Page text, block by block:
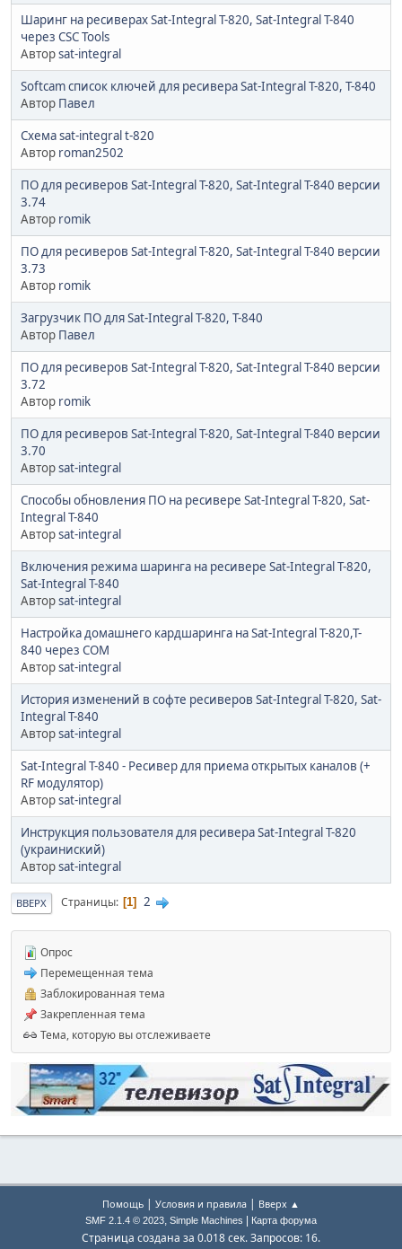
Шаринг на ресиверах Sat-Integral T-820, Sat-Integral T-840
через CSC Tools
Авторsat-integral
Softcam список ключей для ресивера Sat-Integral T-820, T-840
Автор Павел
Схема sat-integral t-820
Автор roman2502
ПО для ресиверов Sat-Integral T-820, Sat-Integral T-840 версии
3.74
Автор romik
ПО для ресиверов Sat-Integral T-820, Sat-Integral T-840 версии
3.73
Автор romik
Загрузчик ПО для Sat-Integral T-820, T-840
Автор Павел
ПО для ресиверов Sat-Integral T-820, Sat-Integral T-840 версии
3.72
Автор romik
ПО для ресиверов Sat-Integral T-820, Sat-Integral T-840 версии
3.70
Авторsat-integral
Способы обновления ПО на ресивере Sat-Integral T-820, Sat-
Integral T-840
Авторsat-integral
Включения режима шаринга на ресивере Sat-Integral T-820,
Sat-Integral T-840
Авторsat-integral
Настройка домашнего кардшаринга на Sat-Integral T-820,T-
840 через COM
Авторsat-integral
История изменений в софте ресиверов Sat-Integral T-820, Sat-
Integral T-840
Авторsat-integral
Sat-Integral T-840 - Ресивер для приема открытых каналов (+
RF модулятор)
Авторsat-integral
Инструкция пользователя для ресивера Sat-Integral T-820
(украиниский)
Авторsat-integral
ВВЕРХ Страницы 1 2
Опрос
Перемещенная тема
Заблокированная тема
Закрепленная тема
Тема, которую вы отслеживаете
Помощь | Условия и правила | Вверх ▲
SMF 2.1.4 © 2023, Simple Machines Карта форума
Страница создана за 0.018 сек. Запросов: 16.